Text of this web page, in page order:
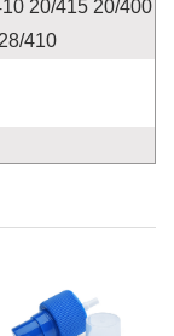
20/415 20/400
410